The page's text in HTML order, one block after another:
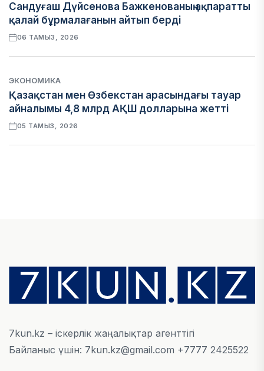
Сандуғаш Дүйсенова Бажкенованың ақпаратты
қалай бұрмалағанын айтып берді
06 ТАМЫЗ, 2026
ЭКОНОМИКА
Қазақстан мен Өзбекстан арасындағы тауар
айналымы 4,8 млрд АҚШ долларына жетті
05 ТАМЫЗ, 2026
БИЛІК
«Бәйтерек» холдингінің инвестициялық және
кредиттік портфелі 14,3 трлн теңгеге жетті
7kun.kz – іскерлік жаңалықтар агенттігі
Байланыс үшін: 7kun.kz@gmail.com +7777 2425522